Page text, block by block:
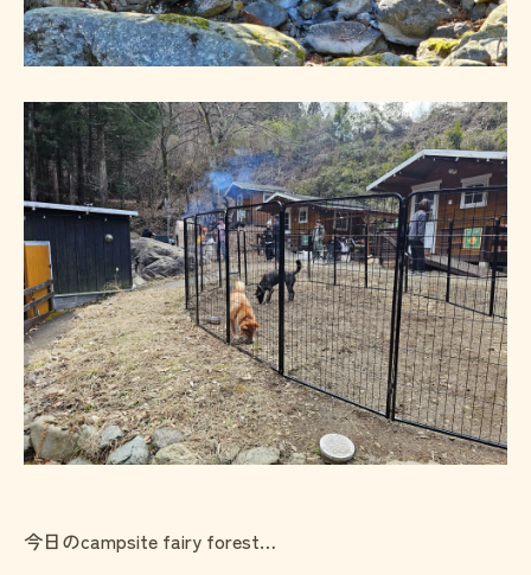
今日のcampsite fairy forest…